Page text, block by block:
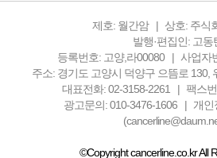
제호: 월간암
상호: 주식
발행·편집인: 고동
등록번호: 고양,라00080
사업자
주소: 경기도 고양시 덕양구 으뜸로 130,
대표전화: 02-3158-2261
팩스
광고문의: 010-3476-1606
개인
©Copyright cancerline.co.kr All